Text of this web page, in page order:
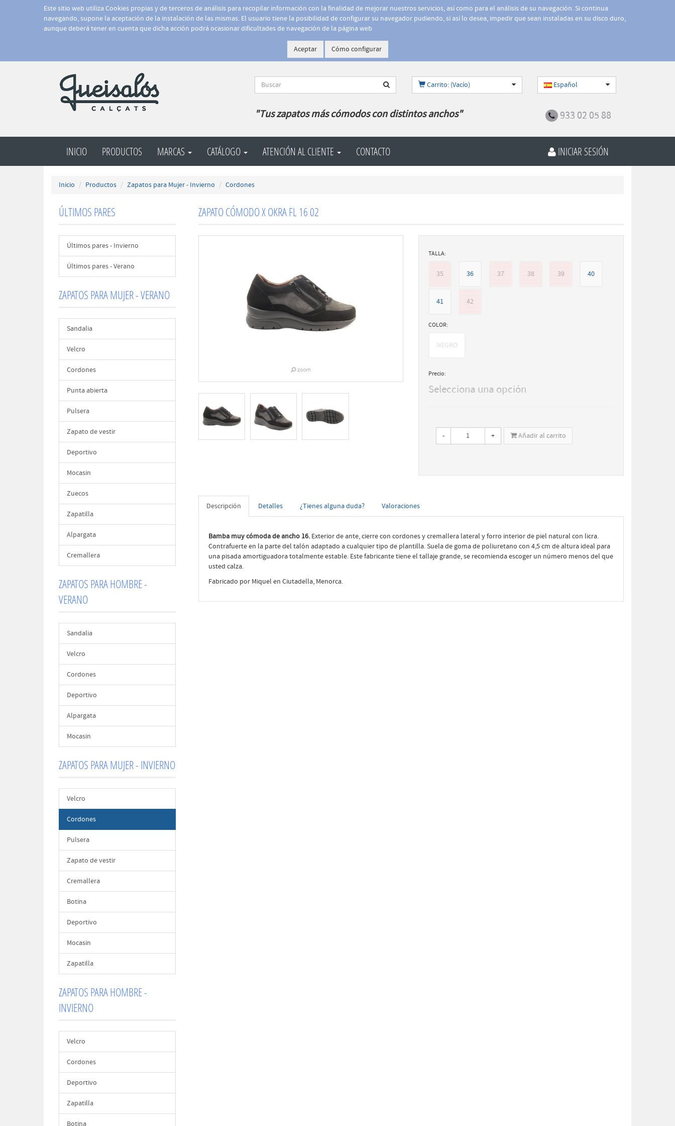
Este sitio web utiliza Cookies propias y de terceros de análisis para recopilar información con la finalidad de mejorar nuestros servicios, así como para el análisis de su navegación. Si continua
navegando, supone la aceptación de la instalación de las mismas. El usuario tiene la posibilidad de configurar su navegador pudiendo, si así lo desea, impedir que sean instaladas en su disco duro,
aunque deberá tener en cuenta que dicha acción podrá ocasionar dificultades de navegación de la página web
Aceptar Cómo configurar
Carrito: (Vacío) Español
"Tus zapatos más cómodos con distintos anchos" 933 02 05 88
INICIO PRODUCTOS MARCAS CATÁLOGO ATENCIÓN AL CLIENTE CONTACTO INICIAR SESIÓN
Inicio Productos Zapatos para Mujer - Invierno Cordones
ÚLTIMOS PARES
Últimos pares - Invierno
Últimos pares - Verano
ZAPATOS PARA MUJER - VERANO
Sandalia
Velcro
Cordones
Punta abierta
Pulsera
Zapato de vestir
Deportivo
Mocasin
Zuecos
Zapatilla
Alpargata
Cremallera
ZAPATOS PARA HOMBRE -
VERANO
Sandalia
Velcro
Cordones
Deportivo
Alpargata
Mocasin
ZAPATOS PARA MUJER - INVIERNO
Velcro
Cordones
Pulsera
Zapato de vestir
Cremallera
Botina
Deportivo
Mocasin
Zapatilla
ZAPATOS PARA HOMBRE -
INVIERNO
Velcro
Cordones
Deportivo
Zapatilla
Botina
ZAPATO CÓMODO X OKRA FL 16 02
TALLA:
35 36 37 38 39 40
41 42
COLOR:
NEGRO
Precio:
Selecciona una opción
- + Añadir al carrito
Descripción Detalles ¿Tienes alguna duda? Valoraciones
Bamba muy cómoda de ancho 16. Exterior de ante, cierre con cordones y cremallera lateral y forro interior de piel natural con licra.
Contrafuerte en la parte del talón adaptado a cualquier tipo de plantilla. Suela de goma de poliuretano con 4,5 cm de altura ideal para
una pisada amortiguadora totalmente estable. Este fabricante tiene el tallaje grande, se recomienda escoger un número menos del que
usted calza.
Fabricado por Miquel en Ciutadella, Menorca.